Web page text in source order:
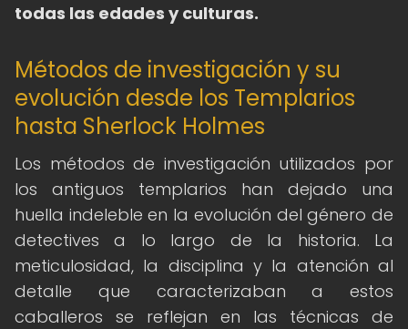
todas las edades y culturas.
Métodos de investigación y su
evolución desde los Templarios
hasta Sherlock Holmes
Los métodos de investigación utilizados por
los antiguos templarios han dejado una
huella indeleble en la evolución del género de
detectives a lo largo de la historia. La
meticulosidad, la disciplina y la atención al
detalle que caracterizaban a estos
caballeros se reflejan en las técnicas de